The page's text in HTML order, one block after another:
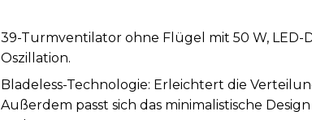
39-Turmventilator ohne Flügel mit 50 W, LED-
Oszillation.
Bladeless-Technologie: Erleichtert die
Außerdem passt sich das minimalistische